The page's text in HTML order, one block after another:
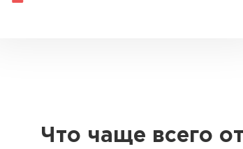
Что чаще всего